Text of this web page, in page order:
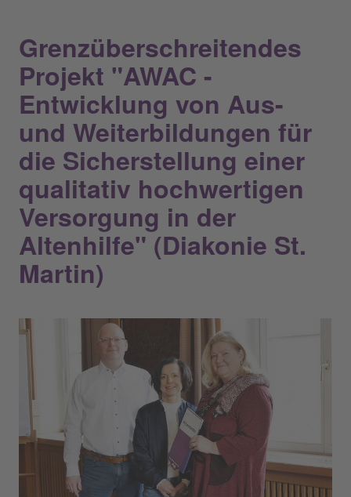
Grenzüberschreitendes
Projekt "AWAC -
Entwicklung von Aus-
und Weiterbildungen für
die Sicherstellung einer
qualitativ hochwertigen
Versorgung in der
Altenhilfe" (Diakonie St.
Martin)